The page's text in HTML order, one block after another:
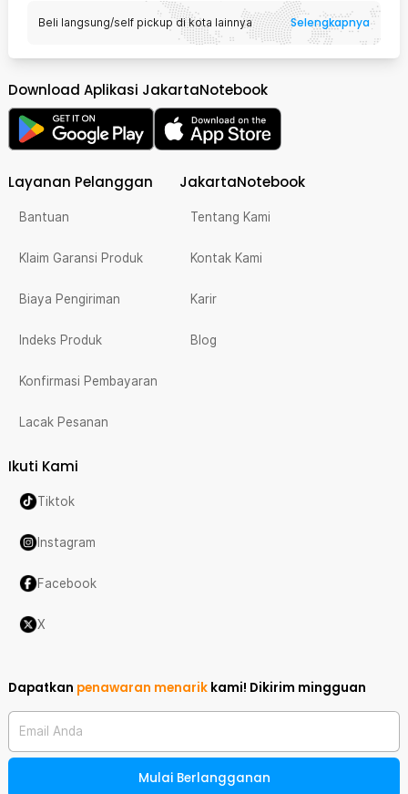
Beli langsung/self pickup di kota lainnya Selengkapnya
Download Aplikasi JakartaNotebook
Layanan Pelanggan
Bantuan
Klaim Garansi Produk
Biaya Pengiriman
Indeks Produk
Konfirmasi Pembayaran
Lacak Pesanan
JakartaNotebook
Tentang Kami
Kontak Kami
Karir
Blog
Ikuti Kami
Tiktok
Instagram
Facebook
X
Dapatkan penawaran menarik kami! Dikirim mingguan
Email Anda
Mulai Berlangganan